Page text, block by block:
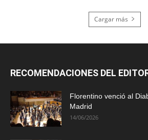
Cargar más
RECOMENDACIONES DEL
Florentino venció al
Madrid
14/06/2026